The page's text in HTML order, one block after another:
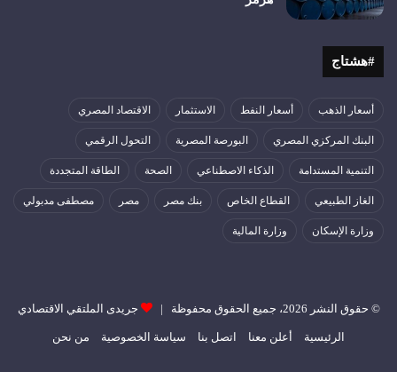
#هشتاج
أسعار الذهب أسعار النفط الاستثمار الاقتصاد المصري
البنك المركزي المصري البورصة المصرية التحول الرقمي
التنمية المستدامة الذكاء الاصطناعي الصحة الطاقة المتجددة
الغاز الطبيعي القطاع الخاص بنك مصر مصر مصطفى مدبولي
وزارة الإسكان وزارة المالية
© حقوق النشر 2026، جميع الحقوق محفوظة | جريدى الملتقي الاقتصادي
الرئيسية أعلن معنا اتصل بنا سياسة الخصوصية من نحن